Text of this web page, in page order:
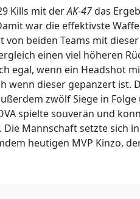
Kills mit derAK-47das
war die effektivste
von beiden Teams mit
einen viel höheren
egal, wenn ein Headshot
wenn dieser gepanzert ist.
zwölf Siege in
spielte souverän und
Die Mannschaft setzte sich
heutigen MVP Kinzo,